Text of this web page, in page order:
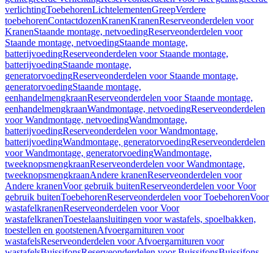
verlichtingToebehorenLichtelementenGreepVerdere
toebehorenContactdozenKranenKranenReserveonderdelen voor
KranenStaande montage, netvoedingReserveonderdelen voor
Staande montage, netvoedingStaande montage,
batterijvoedingReserveonderdelen voor Staande montage,
batterijvoedingStaande montage,
generatorvoedingReserveonderdelen voor Staande montage,
generatorvoedingStaande montage,
eenhandelmengkraanReserveonderdelen voor Staande montage,
eenhandelmengkraanWandmontage, netvoedingReserveonderdelen
voor Wandmontage, netvoedingWandmontage,
batterijvoedingReserveonderdelen voor Wandmontage,
batterijvoedingWandmontage, generatorvoedingReserveonderdelen
voor Wandmontage, generatorvoedingWandmontage,
tweeknopsmengkraanReserveonderdelen voor Wandmontage,
tweeknopsmengkraanAndere kranenReserveonderdelen voor
Andere kranenVoor gebruik buitenReserveonderdelen voor Voor
gebruik buitenToebehorenReserveonderdelen voor ToebehorenVoor
wastafelkranenReserveonderdelen voor Voor
wastafelkranenToestelaansluitingen voor wastafels, spoelbakken,
toestellen en gootstenenAfvoergarnituren voor
wastafelsReserveonderdelen voor Afvoergarnituren voor